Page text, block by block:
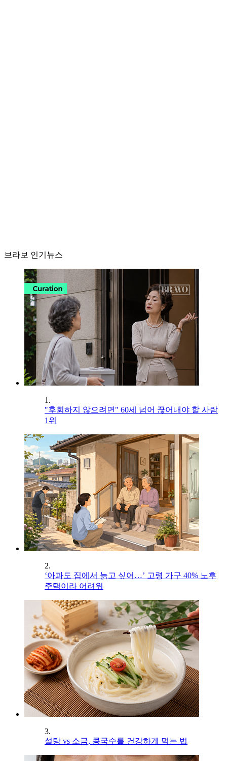
브라보 인기뉴스
1.
"후회하지 않으려면" 60세 넘어 끊어내야 할 사람
1위
2.
‘아파도 집에서 늙고 싶어…’ 고령 가구 40% 노후
주택이라 어려워
3.
설탕 vs 소금, 콩국수를 건강하게 먹는 법